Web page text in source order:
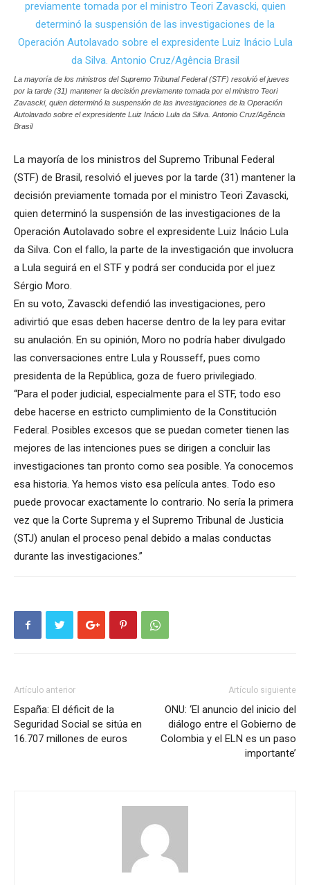
La mayoría de los ministros del Supremo Tribunal Federal (STF) resolvió el jueves
por la tarde (31) mantener la decisión previamente tomada por el ministro Teori
Zavascki, quien determinó la suspensión de las investigaciones de la Operación
Autolavado sobre el expresidente Luiz Inácio Lula da Silva. Antonio Cruz/Agência
Brasil
La mayoría de los ministros del Supremo Tribunal Federal
(STF) de Brasil, resolvió el jueves por la tarde (31) mantener la
decisión previamente tomada por el ministro Teori Zavascki,
quien determinó la suspensión de las investigaciones de la
Operación Autolavado sobre el expresidente Luiz Inácio Lula
da Silva. Con el fallo, la parte de la investigación que involucra
a Lula seguirá en el STF y podrá ser conducida por el juez
Sérgio Moro.
En su voto, Zavascki defendió las investigaciones, pero
adivirtió que esas deben hacerse dentro de la ley para evitar
su anulación. En su opinión, Moro no podría haber divulgado
las conversaciones entre Lula y Rousseff, pues como
presidenta de la República, goza de fuero privilegiado.
“Para el poder judicial, especialmente para el STF, todo eso
debe hacerse en estricto cumplimiento de la Constitución
Federal. Posibles excesos que se puedan cometer tienen las
mejores de las intenciones pues se dirigen a concluir las
investigaciones tan pronto como sea posible. Ya conocemos
esa historia. Ya hemos visto esa película antes. Todo eso
puede provocar exactamente lo contrario. No sería la primera
vez que la Corte Suprema y el Supremo Tribunal de Justicia
(STJ) anulan el proceso penal debido a malas conductas
durante las investigaciones.”
Artículo anterior
España: El déficit de la
Seguridad Social se sitúa en
16.707 millones de euros
Artículo siguiente
ONU: ‘El anuncio del inicio del
diálogo entre el Gobierno de
Colombia y el ELN es un paso
importante’